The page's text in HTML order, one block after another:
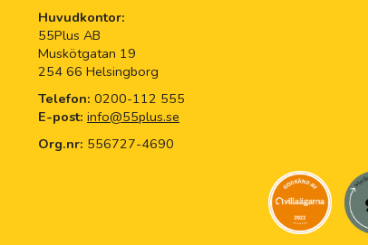
Huvudkontor:
55Plus AB
Muskötgatan 19
254 66 Helsingborg
Telefon: 0200-112 555
E-post: info@55plus.se
Org.nr: 556727-4690